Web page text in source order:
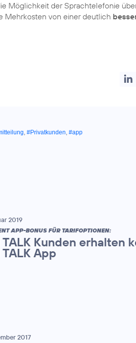
Möglichkeit der Sprachtelefonie
Mehrkosten von einer deutlich
, #Privatkunden, #app
2019
APP-BONUS FÜR TARIFOPTIONEN:
TALK Kunden erhalten
App
2017